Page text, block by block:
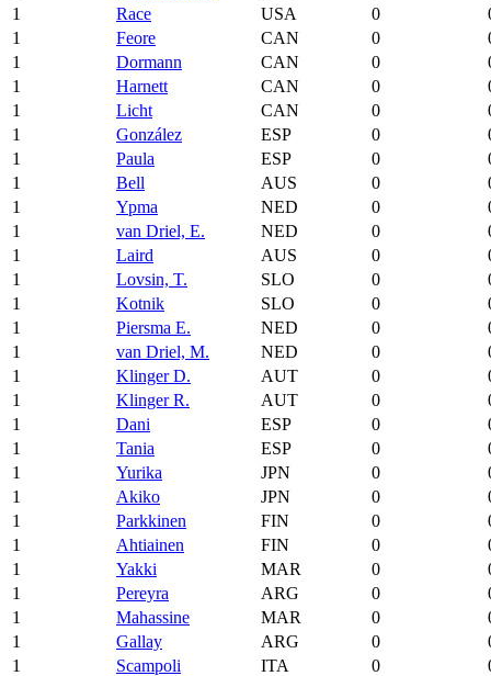
1
Race USA 0
1
Feore CAN 0
1
Dormann CAN 0
1
Harnett CAN 0
1
Licht CAN 0
1
González ESP 0
1
Paula ESP 0
1
Bell AUS 0
1
Ypma NED 0
1
van Driel, E. NED 0
1
Laird AUS 0
1
Lovsin, T. SLO 0
1
Kotnik SLO 0
1
Piersma E. NED 0
1
van Driel, M. NED 0
1
Klinger D. AUT 0
1
Klinger R. AUT 0
1
Dani ESP 0
1
Tania ESP 0
1
Yurika JPN 0
1
Akiko JPN 0
1
Parkkinen FIN 0
1
Ahtiainen FIN 0
1
Yakki MAR 0
1
Pereyra ARG 0
1
Mahassine MAR 0
1
Gallay ARG 0
1
Scampoli ITA 0